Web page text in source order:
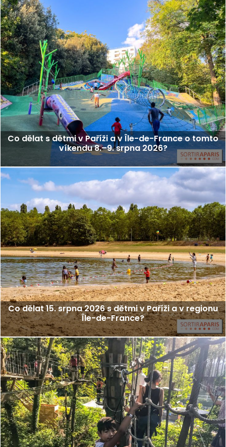
Co dělat s dětmi v Paříži a v Île-de-France o tomto
víkendu 8.–9. srpna 2026?
Co dělat 15. srpna 2026 s dětmi v Paříži a v regionu
Île-de-France?